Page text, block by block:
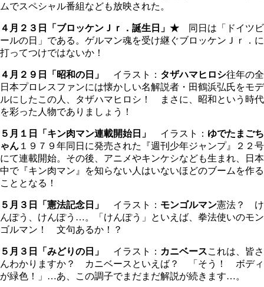
ムでスペシャル番組なども放映された。
４月２３日「ブロッケンＪｒ．誕生日」 ★
同日は「ドイツビ
ールの日」である。ゲルマン魂を受け継ぐブロッケンＪｒ．に
打ってつけではないか！
４月２９日「昭和の日」 イラスト： タザハマヒロシ往年の全
日本プロレスファンには懐かしい名解説者・田鶴浜弘氏をモデ
ルにしたこの人、タザハマヒロシ！ まさに、昭和という時代
を彩った人物でありましょう！
５月１日「キン肉マン連載開始日」 イラスト： ゆでたまごち
ゃん １９７９年同日に発売された『週刊少年ジャンプ』２２号
にて連載開始。その後、アニメやキンケシなども生まれ、日本
中で『キン肉マン』を知らない人はいないほどのブームを作る
こととなる！
５月３日「憲法記念日」 イラスト： モンゴルマン憲法？ け
んぽう、けんぽう…。「けんぽう」といえば、拳法使いのモン
ゴルマン！ 文句あるか！？
５月３日「みどりの日」 イラスト： カニベースこれは、皆さ
んわかりますか？ カニベースといえば？ 「そう！ ボディ
が緑色！」…あ、この調子でまだまだ解説が続きます…。